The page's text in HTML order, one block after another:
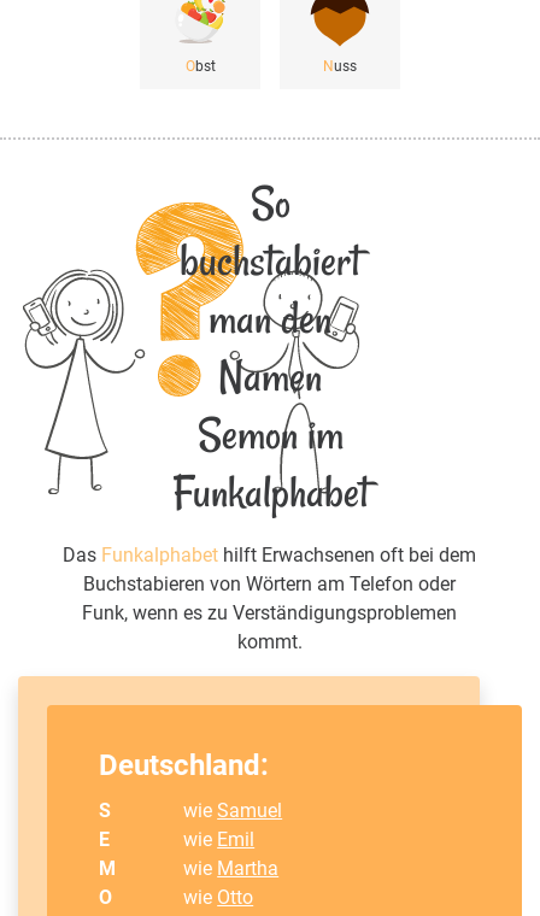
Obst Nuss
So
buchstabiert
man den
Namen
Semon im
Funkalphabet
Das Funkalphabet hilft Erwachsenen oft bei dem
Buchstabieren von Wörtern am Telefon oder
Funk, wenn es zu Verständigungsproblemen
kommt.
Deutschland:
S wieSamuel
E
wie Emil
M
wie Martha
O
wie Otto